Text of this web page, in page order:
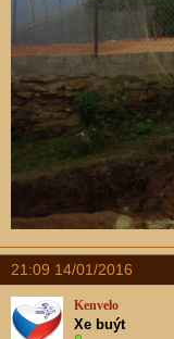
21:09 14/01/2016
Kenvelo
Xe buýt